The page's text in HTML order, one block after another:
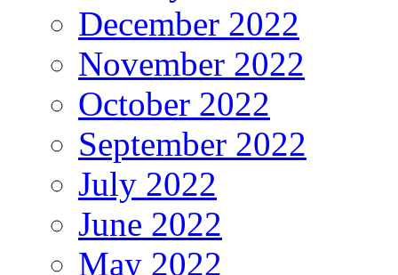
December 2022
November 2022
October 2022
September 2022
July 2022
June 2022
May 2022